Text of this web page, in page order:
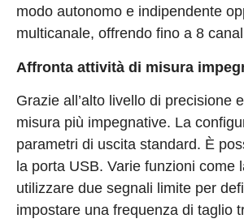
modo autonomo e indipendente
multicanale, offrendo fino a 8
Affronta attività di misura
Grazie all’alto livello di precisione
misura più impegnative. La
parametri di uscita standard. È
la porta USB. Varie funzioni come
utilizzare due segnali limite per
impostare una frequenza di taglio